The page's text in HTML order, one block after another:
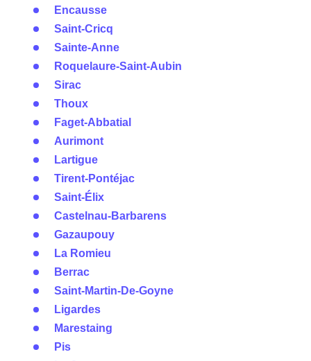
Encausse
Saint-Cricq
Sainte-Anne
Roquelaure-Saint-Aubin
Sirac
Thoux
Faget-Abbatial
Aurimont
Lartigue
Tirent-Pontéjac
Saint-Élix
Castelnau-Barbarens
Gazaupouy
La Romieu
Berrac
Saint-Martin-De-Goyne
Ligardes
Marestaing
Pis